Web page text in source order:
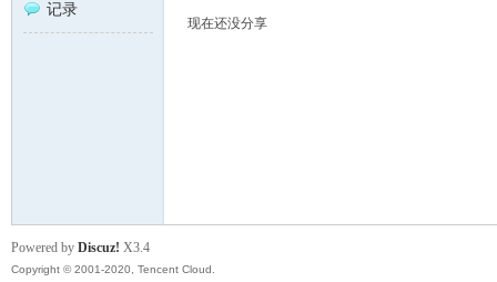
记录
现在还没分享
Powered by Discuz! X3.4
Copyright © 2001-2020, Tencent Cloud.